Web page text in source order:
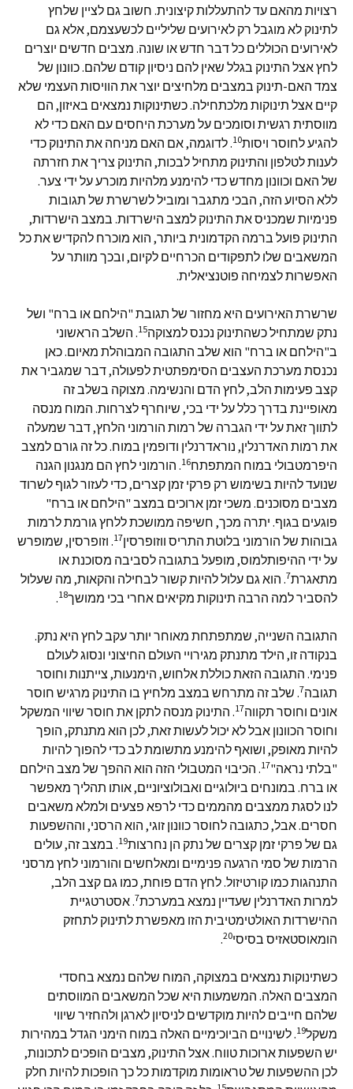
רצויות מהאם עד להתעללות קיצונית. חשוב גם לציין שלחץ
לתינוק לא מוגבל רק לאירועים שליליים לכשעצמם, אלא גם
לאירועים הכוללים כל דבר חדש או שונה. מצבים חדשים יוצרים
לחץ אצל התינוק בגלל שאין להם ניסיון קודם שלהם. כוונון של
צמד האם-תינוק במצבים מלחיצים יוצר את הוויסות העצמי שלא
קיים אצל תינוקות מלכתחילה. כשתינוקות נמצאים באיזון, הם
מווסתית רגשית וסומכים על מערכת היחסים עם האם כדי לא
להגיע לחוסר ויסות10. לדוגמה, אם האם מניחה את התינוק כדי
לענות לטלפון והתינוק מתחיל לבכות, התינוק צריך את חזרתה
של האם וכוונון מחדש כדי להימנע מלהיות מוכרע על ידי צער.
ללא הסיוע הזה, הבכי מתגבר ומוביל לשרשרת של תגובות
פנימיות שמכניס את התינוק למצב הישרדות. במצב הישרדות,
התינוק פועל ברמה הקדמונית ביותר, הוא מוכרח להקדיש את כל
המשאבים שלו לתפקודים הכרחיים לקיום, ובכך מוותר על
האפשרות לצמיחה פוטנציאלית.
שרשרת האירועים היא מחזור של תגובת "הילחם או ברח" ושל
נתק שמתחיל כשהתינוק נכנס למצוקה15. השלב הראשוני
ב"הילחם או ברח" הוא שלב התגובה המבוהלת מאיום. כאן
נכנסת מערכת העצבים הסימפתטית לפעולה, דבר שמגביר את
קצב פעימות הלב, לחץ הדם והנשימה. מצוקה בשלב זה
מאופיינת בדרך כלל על ידי בכי, שיוחרף לצרחות. המוח מנסה
לתווך זאת על ידי הגברה של רמות הורמוני הלחץ, דבר שמעלה
את רמות האדרנלין, נוראדרנלין ודופמין במוח. כל זה גורם למצב
היפרמטבולי במוח המתפתח16. הורמוני לחץ הם מנגנון הגנה
שנועד להיות בשימוש רק פרקי זמן קצרים, כדי לעזור לגוף לשרוד
מצבים מסוכנים. משכי זמן ארוכים במצב "הילחם או ברח"
פוגעים בגוף. יתרה מכך, חשיפה ממושכת ללחץ גורמת לרמות
גבוהות של הורמוני בלוטת התריס ווזופרסין17. וזופרסין, שמופרש
על ידי ההיפותלמוס, מופעל בתגובה לסביבה מסוכנת או
מתאגרת7. הוא גם עלול להיות קשור לבחילה והקאות, מה שעלול
להסביר למה הרבה תינוקות מקיאים אחרי בכי ממושך18
.
התגובה השנייה, שמתפתחת מאוחר יותר עקב לחץ היא נתק.
בנקודה זו, הילד מתנתק מגירויי העולם החיצוני ונסוג לעולם
פנימי. התגובה הזאת כוללת אלחוש, הימנעות, צייתנות וחוסר
תגובה7. שלב זה מתרחש במצב מלחיץ בו התינוק מרגיש חוסר
אונים וחוסר תקווה17. התינוק מנסה לתקן את חוסר שיווי המשקל
וחוסר הכוונון אבל לא יכול לעשות זאת, לכן הוא מתנתק, הופך
להיות מאופק, ושואף להימנע מתשומת לב כדי להפוך להיות
"בלתי נראה"17. הכיבוי המטבולי הזה הוא ההפך של מצב הילחם
או ברח. במונחים ביולוגיים ואבולוציוניים, אותו תהליך מאפשר
לנו לסגת ממצבים מהממים כדי לרפא פצעים ולמלא משאבים
חסרים. אבל, כתגובה לחוסר כוונון זוגי, הוא הרסני, וההשפעות
גם של פרקי זמן קצרים של נתק הן נחרצות19. במצב זה, עולים
הרמות של סמי הרגעה פנימיים ומאלחשים והורמוני לחץ מרסני
התנהגות כמו קורטיזול. לחץ הדם פוחת, כמו גם קצב הלב,
למרות האדרנלין שעדיין נמצא במערכת7. אסטרטגיית
ההישרדות האולטימטיבית הזו מאפשרת לתינוק לתחזק
הומאוסטאזיס בסיסי20
.
כשתינוקות נמצאים במצוקה, המוח שלהם נמצא בחסדי
המצבים האלה. המשמעות היא שכל המשאבים המווסתים
שלהם חייבים להיות מוקדשים לניסיון לארגן ולהחזיר שיווי
משקל19. לשינויים הביוכימיים האלה במוח הימני הגדל במהירות
יש השפעות ארוכות טווח. אצל התינוק, מצבים הופכים לתכונות,
לכן ההשפעות של טראומות מוקדמות כל כך הופכות להיות חלק